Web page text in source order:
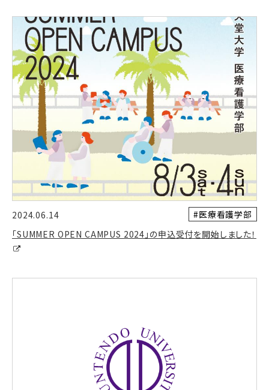
2024.06.14
#医療看護学部
「SUMMER OPEN CAMPUS 2024」の申込受付を開始しました！